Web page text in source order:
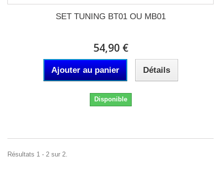
SET TUNING BT01 OU MB01
54,90 €
Ajouter au panier Détails
Disponible
Résultats 1 - 2 sur 2.